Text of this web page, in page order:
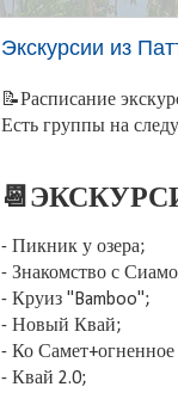
Экскурсии из
📝Расписание
Есть группы на
- Пикник у озера;
- Знакомство с
- Круиз "Bamboo";
- Новый Квай;
- Ко
- Квай 2.0;